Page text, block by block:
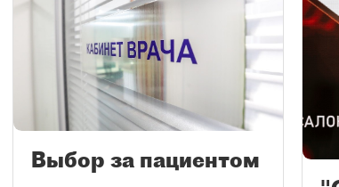
Выбор за пациентом